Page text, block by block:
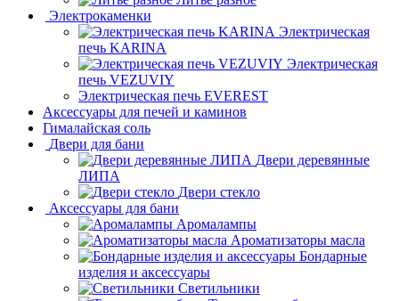
Электрокаменки
Электрическая
печь KARINA
Электрическая
печь VEZUVIY
Электрическая печь EVEREST
Аксессуары для печей и каминов
Гималайская соль
Двери для бани
Двери деревянные
ЛИПА
Двери стекло
Аксессуары для бани
Аромалампы
Ароматизаторы масла
Бондарные
изделия и аксессуары
Светильники